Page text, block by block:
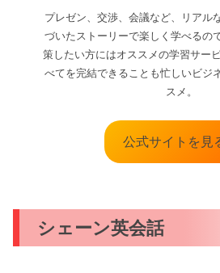
プレゼン、交渉、会議など、リアル
づいたストーリーで楽しく学べるの
策したい方にはオススメの学習サー
べてを完結できることも忙しいビジ
スメ。
公式サイトを見
シェーン英会話